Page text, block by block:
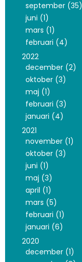
september (35)
juni (1)
mars (1)
februari (4)
2022
december (2)
oktober (3)
maj (1)
februari (3)
januari (4)
2021
november (1)
oktober (3)
juni (1)
maj (3)
april (1)
mars (5)
februari (1)
januari (6)
2020
december (1)